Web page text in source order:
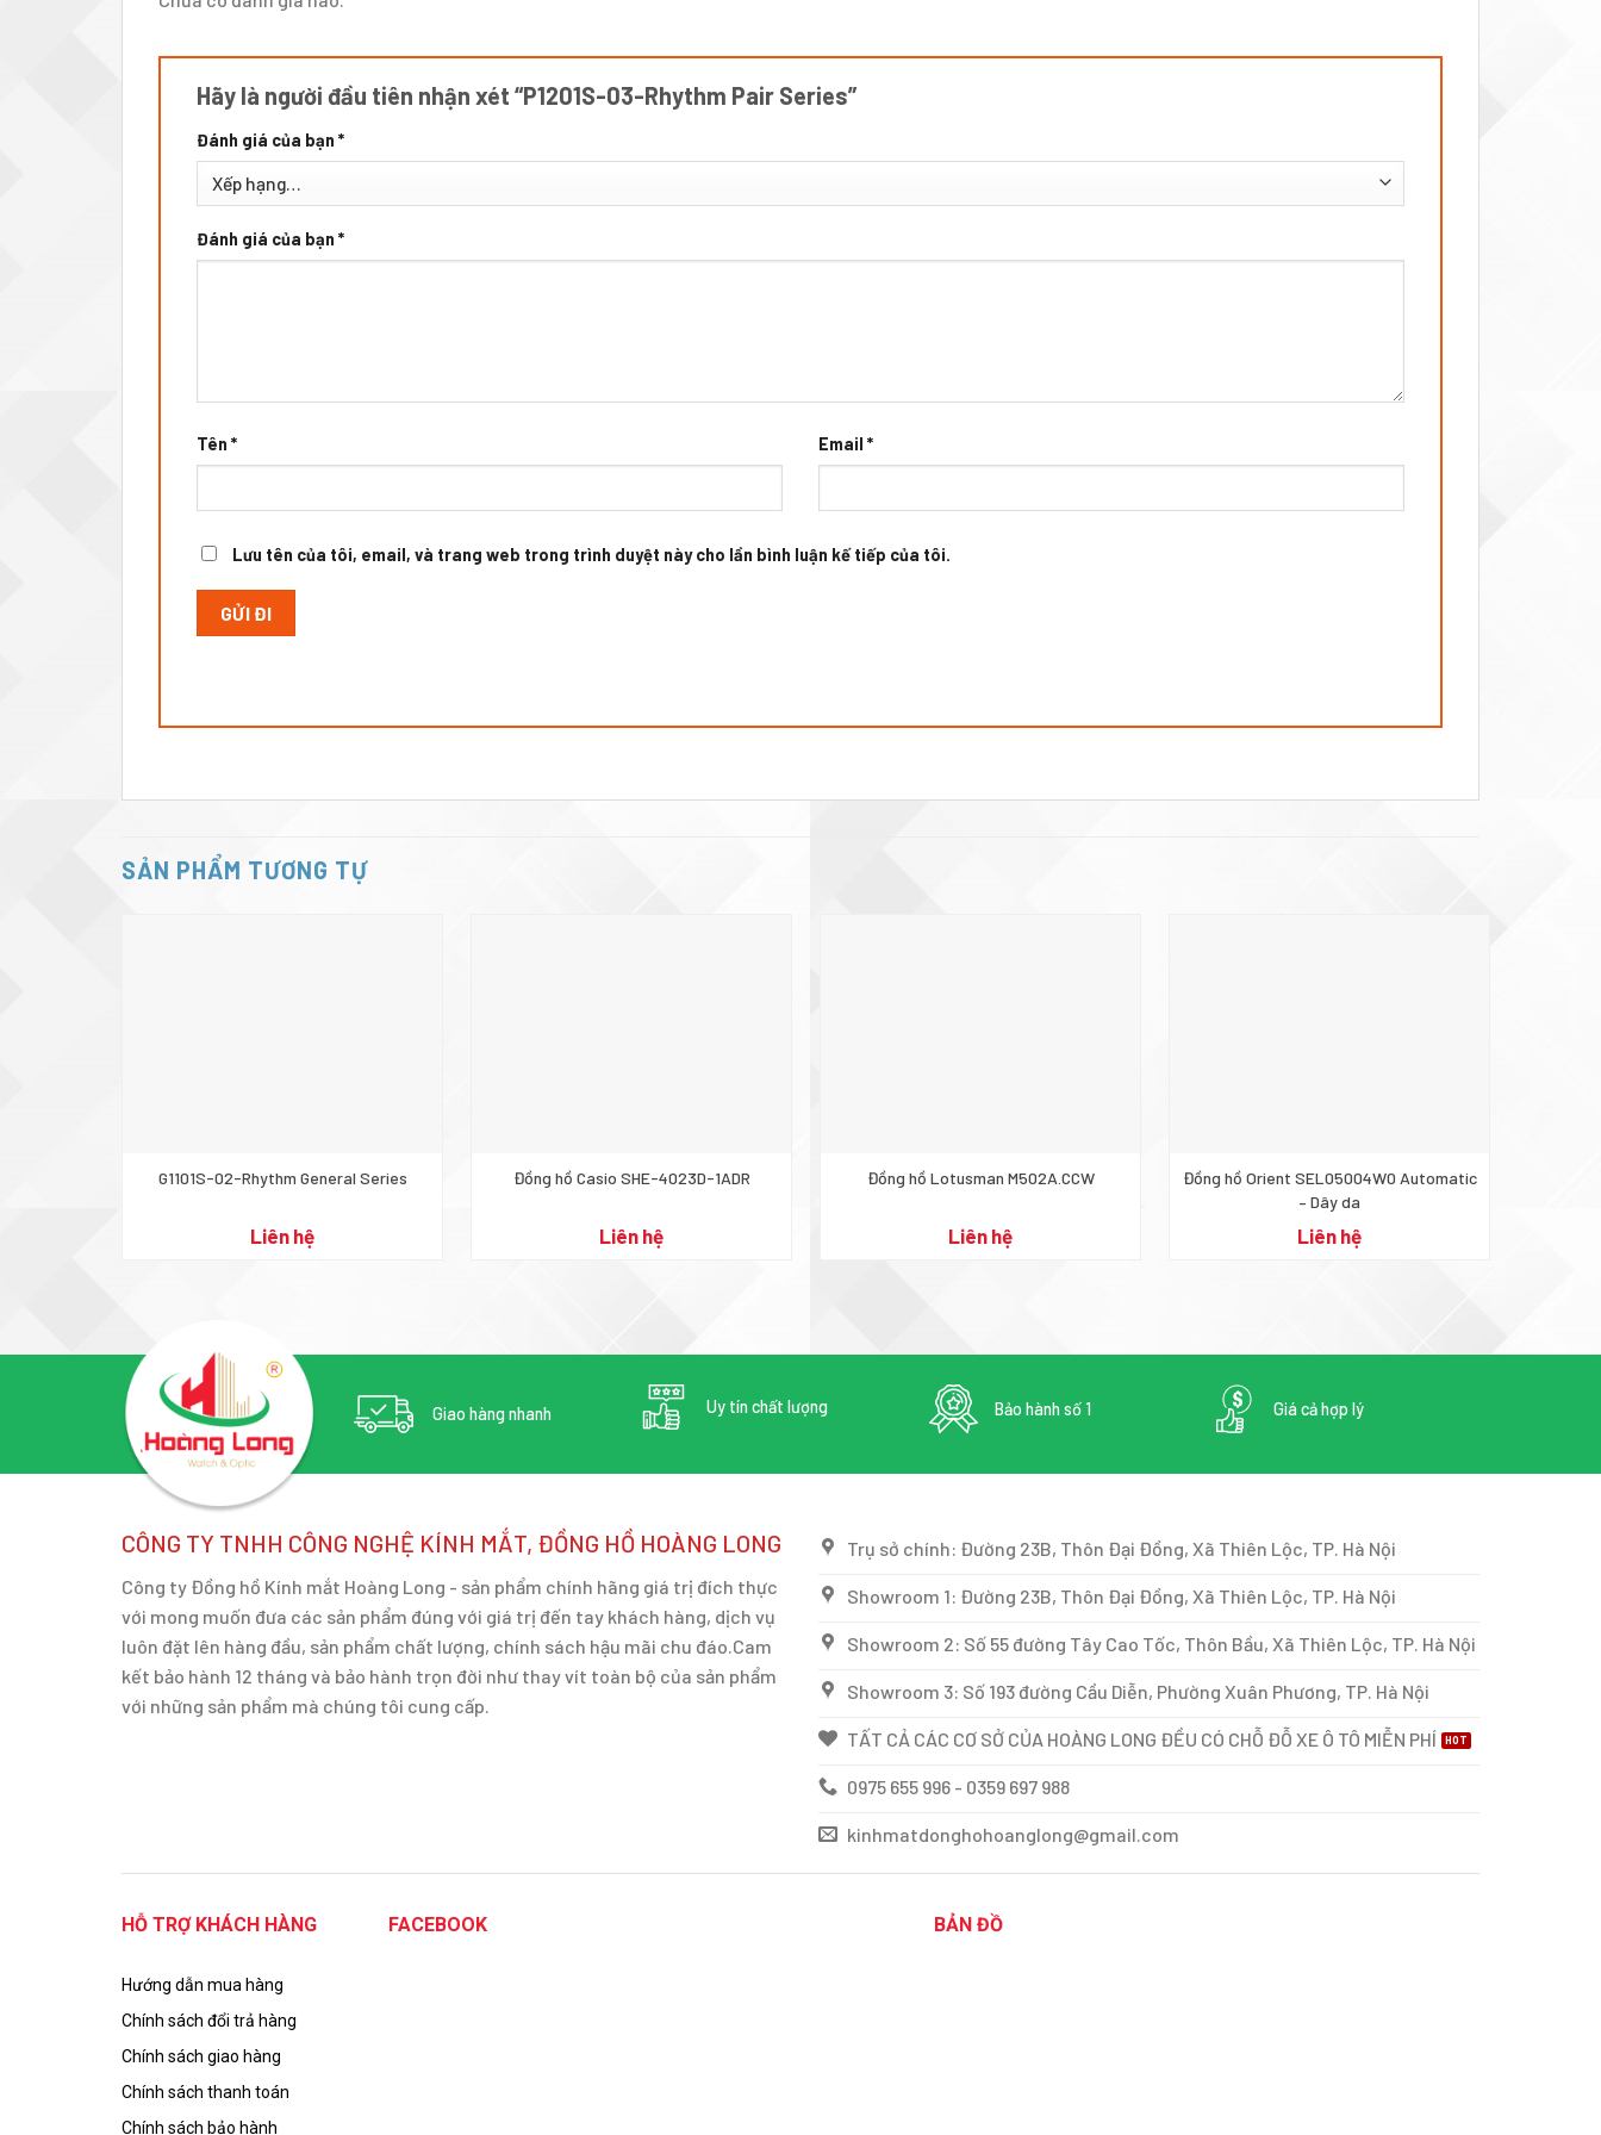
Hãy là người đầu tiên nhận xét “P1201S-03-Rhythm Pair Series”
Đánh giá của bạn *
Đánh giá của bạn *
Tên * Email *
Lưu tên của tôi, email, và trang web trong trình duyệt này cho lần bình luận kế tiếp của tôi.
SẢN PHẨM TƯƠNG TỰ
G1101S-02-Rhythm General Series
Liên hệ
Đồng hồ Casio SHE-4023D-1ADR
Liên hệ
Đồng hồ Lotusman M502A.CCW
Liên hệ
Đồng hồ Orient SEL05004W0 Automatic
– Dây da
Liên hệ
Giao hàng nhanh Uy tín chất lượng Bảo hành số 1 Giá cả hợp lý
CÔNG TY TNHH CÔNG NGHỆ KÍNH MẮT, ĐỒNG HỒ HOÀNG LONG
Công ty Đồng hồ Kính mắt Hoàng Long - sản phẩm chính hãng giá trị đích thực
với mong muốn đưa các sản phẩm đúng với giá trị đến tay khách hàng, dịch vụ
luôn đặt lên hàng đầu, sản phẩm chất lượng, chính sách hậu mãi chu đáo.Cam
kết bảo hành 12 tháng và bảo hành trọn đời như thay vít toàn bộ của sản phẩm
với những sản phẩm mà chúng tôi cung cấp.
Trụ sở chính: Đường 23B, Thôn Đại Đồng, Xã Thiên Lộc, TP. Hà Nội
Showroom 1: Đường 23B, Thôn Đại Đồng, Xã Thiên Lộc, TP. Hà Nội
Showroom 2: Số 55 đường Tây Cao Tốc, Thôn Bầu, Xã Thiên Lộc, TP. Hà Nội
Showroom 3: Số 193 đường Cầu Diễn, Phường Xuân Phương, TP. Hà Nội
TẤT CẢ CÁC CƠ SỞ CỦA HOÀNG LONG ĐỀU CÓ CHỖ ĐỖ XE Ô TÔ MIỄN PHÍ
0975 655 996 - 0359 697 988
kinhmatdonghohoanglong@gmail.com
HỖ TRỢ KHÁCH HÀNG
Hướng dẫn mua hàng
Chính sách đổi trả hàng
Chính sách giao hàng
Chính sách thanh toán
Chính sách bảo hành
FACEBOOK BẢN ĐỒ